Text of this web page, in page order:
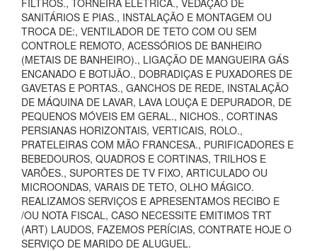
FILTROS., TORNEIRA ELÉTRICA., VEDAÇÃO DE
SANITÁRIOS E PIAS., INSTALAÇÃO E MONTAGEM OU
TROCA DE:, VENTILADOR DE TETO COM OU SEM
CONTROLE REMOTO, ACESSÓRIOS DE BANHEIRO
(METAIS DE BANHEIRO)., LIGAÇÃO DE MANGUEIRA GÁS
ENCANADO E BOTIJÃO., DOBRADIÇAS E PUXADORES DE
GAVETAS E PORTAS., GANCHOS DE REDE, INSTALAÇÃO
DE MÁQUINA DE LAVAR, LAVA LOUÇA E DEPURADOR, DE
PEQUENOS MÓVEIS EM GERAL., NICHOS., CORTINAS
PERSIANAS HORIZONTAIS, VERTICAIS, ROLO.,
PRATELEIRAS COM MÃO FRANCESA., PURIFICADORES E
BEBEDOUROS, QUADROS E CORTINAS, TRILHOS E
VARÕES., SUPORTES DE TV FIXO, ARTICULADO OU
MICROONDAS, VARAIS DE TETO, OLHO MÁGICO.
REALIZAMOS SERVIÇOS E APRESENTAMOS RECIBO E
/OU NOTA FISCAL, CASO NECESSITE EMITIMOS TRT
(ART) LAUDOS, FAZEMOS PERÍCIAS, CONTRATE HOJE O
SERVIÇO DE MARIDO DE ALUGUEL.